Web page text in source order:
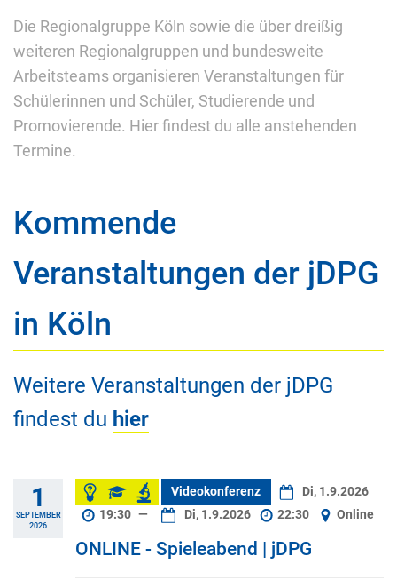
Die Regionalgruppe Köln sowie die über dreißig
weiteren Regionalgrup­pen und bundesweite
Arbeitsteams organisieren Veranstaltungen für
Schülerinnen und Schüler, Studierende und
Promovierende. Hier findest du alle anstehenden
Termine.
Kommende
Veranstaltungen der jDPG
in Köln
Weitere Veranstaltungen der jDPG
findest du hier
1
SEPTEMBER
2026
Videokonferenz
Di, 1.9.2026
19:30 — Di, 1.9.2026 22:30 Online
ONLINE - Spieleabend | jDPG